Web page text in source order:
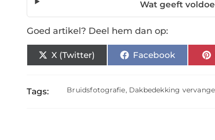
Wat geeft
Goed artikel? Deel hem dan op:
X (Twitter) Facebook
Tags: Bruidsfotografie, Dakbedekking